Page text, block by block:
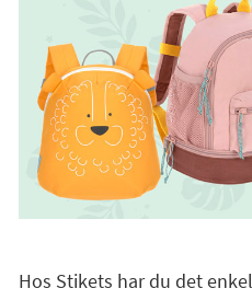
Hos Stikets har du det